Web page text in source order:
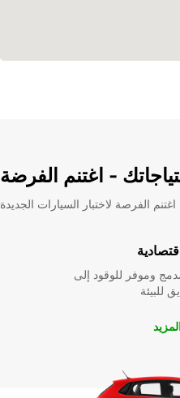
- اغتنم الفرضة
اغتنم الفرصة لاختبار السيارات الجديدة
وموفر للوقود إلى
للبيئة